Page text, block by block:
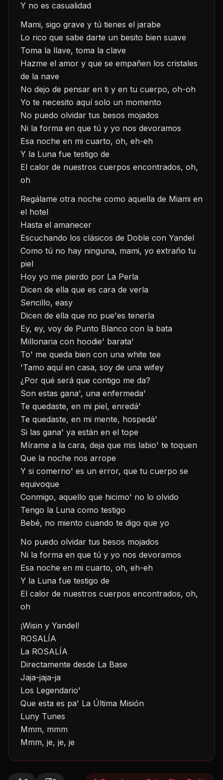
Y no es casualidad
Mami, sigo grave y tú tienes el jarabe
Lo rico que sabe darte un besito bien suave
Toma la llave, toma la clave
Hazme el amor y que se empañen los cristales
de la nave
No dejo de pensar en ti y en tu cuerpo, oh-oh
Yo te necesito aquí solo un momento
No puedo olvidar tus besos mojados
Ni la forma en que tú y yo nos devoramos
Esa noche en mi cuarto, oh, eh-eh
Y la Luna fue testigo de
El calor de nuestros cuerpos encontrados, oh,
oh
Regálame otra noche como aquella de Miami en
el hotel
Hasta el amanecer
Escuchando los clásicos de Doble con Yandel
Como tú no hay ninguna, mami, yo extraño tu
piel
Hoy yo me pierdo por La Perla
Dicen de ella que es cara de verla
Sencillo, easy
Dicen de ella que no pue'es tenerla
Ey, ey, voy de Punto Blanco con la bata
Millonaria con hoodie' barata'
To' me queda bien con una white tee
'Tamo aquí en casa, soy de una wifey
¿Por qué será que contigo me da?
Son estas gana', una enfermeda'
Te quedaste, en mi piel, enredá'
Te quedaste, en mi mente, hospedá'
Si las gana' ya están en el tope
Mírame a la cara, deja que mis labio' te toquen
Que la noche nos arrope
Y si comerno' es un error, que tu cuerpo se
equivoque
Conmigo, aquello que hicimo' no lo olvido
Tengo la Luna como testigo
Bebé, no miento cuando te digo que yo
No puedo olvidar tus besos mojados
Ni la forma en que tú y yo nos devoramos
Esa noche en mi cuarto, oh, eh-eh
Y la Luna fue testigo de
El calor de nuestros cuerpos encontrados, oh,
oh
¡Wisin y Yandel!
ROSALÍA
La ROSALÍA
Directamente desde La Base
Jaja-jaja-ja
Los Legendario'
Que esta es pa' La Última Misión
Luny Tunes
Mmm, mmm
Mmm, je, je, je